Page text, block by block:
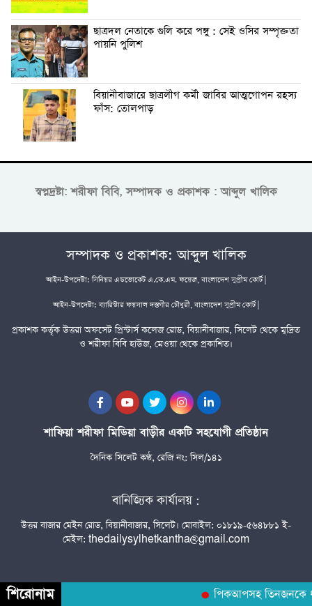
ছাত্রদল নেতাকে গুলি করে পঙ্গু : সেই ওসির সম্পৃক্ততা
পায়নি পুলিশ
বিয়ানীবাজারে ছাত্রলীগ কর্মী জাবির আত্মগোপন রহস্য
ফাঁস: তোলপাড়
স্বপ্নদ্রষ্টা: শরীফা বিবি, সম্পাদক ও প্রকাশক : আব্দুল খালিক
সম্পাদক ও প্রকাশক: আব্দুল খালিক
আইন-উপদেষ্টা: সিনিয়র এডভোকেট এ.কে.এম. ফয়েজ, বাংলাদেশ সুপ্রীম কোর্ট |
আইন-উপদেষ্টা: ব্যারিস্টার ফয়সাল দস্তগীর চৌধুরী, বাংলাদেশ সুপ্রীম কোর্ট |
প্রকাশক কর্তৃক উত্তরা অফসেট প্রিন্টার্স কলেজ রোড, বিয়ানীবাজার, সিলেট থেকে মুদ্রিত
ও শরীফা বিবি হাউজ, মেওয়া থেকে প্রকাশিত।
শাফিয়া শরীফা মিডিয়া বাড়ীর একটি সহযোগী প্রতিষ্ঠান
দৈনিক সিলেট কণ্ঠ, রেজি নং: সিল/১৪১
বানিজ্যিক কার্যালয় :
উত্তর বাজার মেইন রোড, বিয়ানীবাজার, সিলেট। মোবাইল: ০১৮১৯-৫৬৪৮৮১ ই-
মেইল: thedailysylhetkantha@gmail.com
শিরোনাম পিকআপসহ তিনজনকে